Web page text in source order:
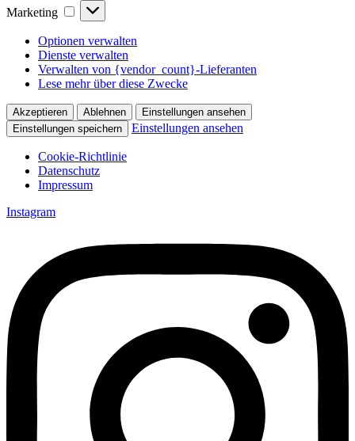
Marketing Marketing
Optionen verwalten
Dienste verwalten
Verwalten von {vendor_count}-Lieferanten
Lese mehr über diese Zwecke
Akzeptieren Ablehnen
Einstellungen ansehen
Einstellungen speichern
Einstellungen ansehen
Cookie-Richtlinie
Datenschutz
Impressum
Zum
Instagram